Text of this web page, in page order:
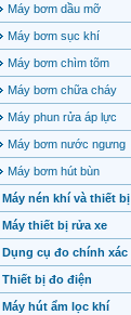
Máy bơm dầu mỡ
Máy bơm sục khí
Máy bơm chìm tõm
Máy bơm chữa cháy
Máy phun rửa áp lực
Máy bơm nước ngưng
Máy bơm hút bùn
Máy nén khí và thiết bị
Máy thiết bị rửa xe
Dụng cụ đo chính xác
Thiết bị đo điện
Máy hút ẩm lọc khí